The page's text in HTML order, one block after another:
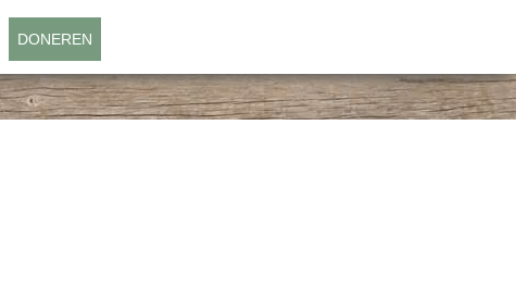
DONEREN